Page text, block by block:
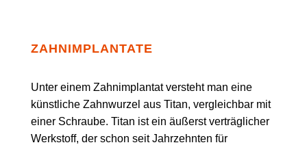
ZAHNIMPLANTATE
Unter einem Zahnimplantat versteht man eine
künstliche Zahnwurzel aus Titan, vergleichbar mit
einer Schraube. Titan ist ein äußerst verträglicher
Werkstoff, der schon seit Jahrzehnten für